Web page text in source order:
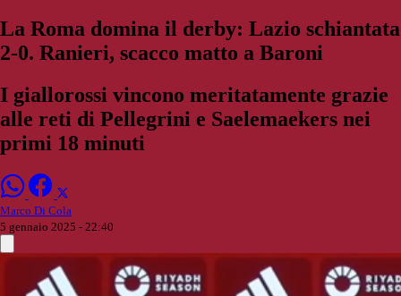
La Roma domina il derby: Lazio schiantata
2-0. Ranieri, scacco matto a Baroni
I giallorossi vincono meritatamente grazie
alle reti di Pellegrini e Saelemaekers nei
primi 18 minuti
Marco Di Cola
5 gennaio 2025 - 22:40